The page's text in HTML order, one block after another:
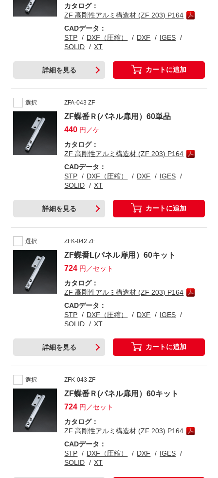
カタログ：
ZF 高剛性アルミ構造材 (ZF 203) P164
CADデータ：
STP
DXF（圧縮） DXF
IGES
SOLID
XT
詳細を見る カートに追加
選択 ZFA-043 ZF
ZF蝶番Ｒ(パネル扉用）60単品
440 円／ケ
カタログ：
ZF 高剛性アルミ構造材 (ZF 203) P164
CADデータ：
STP
DXF（圧縮） DXF
IGES
SOLID
XT
詳細を見る カートに追加
選択 ZFK-042 ZF
ZF蝶番L(パネル扉用）60キット
724 円／セット
カタログ：
ZF 高剛性アルミ構造材 (ZF 203) P164
CADデータ：
STP
DXF（圧縮） DXF
IGES
SOLID
XT
詳細を見る カートに追加
選択 ZFK-043 ZF
ZF蝶番Ｒ(パネル扉用）60キット
724 円／セット
カタログ：
ZF 高剛性アルミ構造材 (ZF 203) P164
CADデータ：
STP
DXF（圧縮） DXF
IGES
SOLID
XT